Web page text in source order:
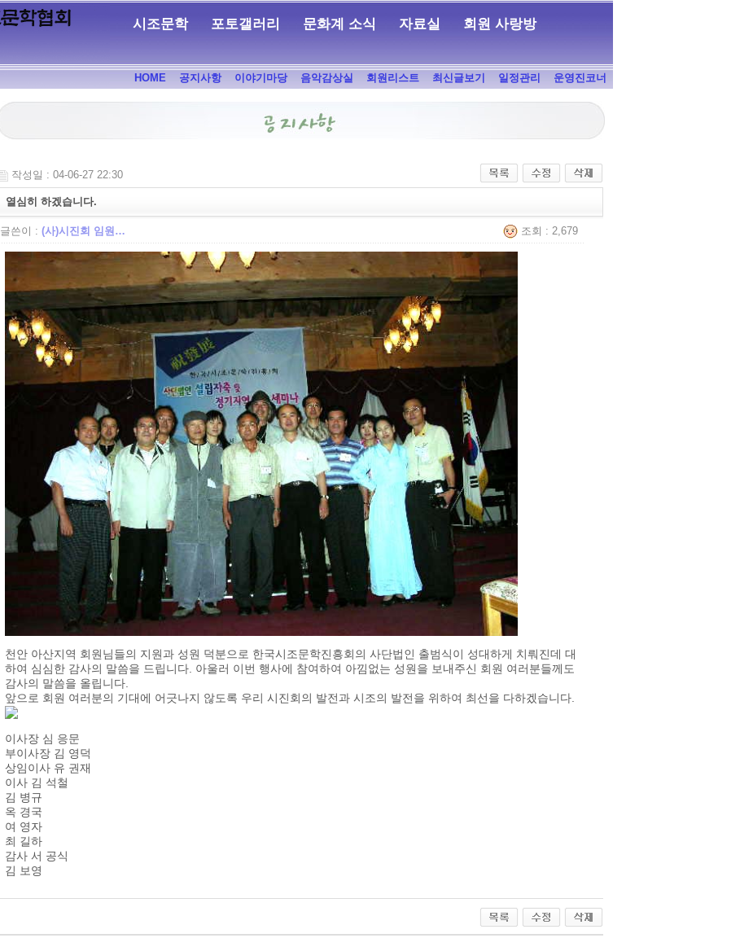
시조문학 포토갤러리 문화계 소식 자료실 회원 사랑방
HOME 공지사항 이야기마당 음악감상실 회원리스트 최신글보기 일정관리 운영진코너
작성일 : 04-06-27 22:30
열심히 하겠습니다.
글쓴이 : (사)시진회 임원… 조회 : 2,679
천안 아산지역 회원님들의 지원과 성원 덕분으로 한국시조문학진흥회의 사단법인 출범식이 성대하게 치뤄진데 대
하여 심심한 감사의 말씀을 드립니다. 아울러 이번 행사에 참여하여 아낌없는 성원을 보내주신 회원 여러분들께도
감사의 말씀을 올립니다.
앞으로 회원 여러분의 기대에 어긋나지 않도록 우리 시진회의 발전과 시조의 발전을 위하여 최선을 다하겠습니다.
이사장 심 응문
부이사장 김 영덕
상임이사 유 권재
이사 김 석철
김 병규
옥 경국
여 영자
최 길하
감사 서 공식
김 보영